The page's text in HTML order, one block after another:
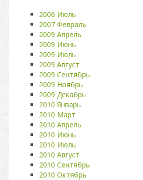
2006 Июль
2007 Февраль
2009 Апрель
2009 Июнь
2009 Июль
2009 Август
2009 Сентябрь
2009 Ноябрь
2009 Декабрь
2010 Январь
2010 Март
2010 Апрель
2010 Июнь
2010 Июль
2010 Август
2010 Сентябрь
2010 Октябрь